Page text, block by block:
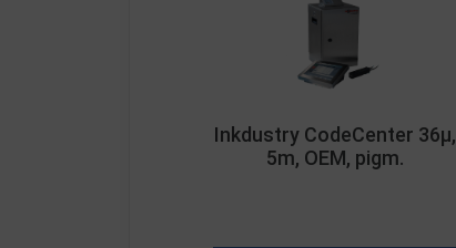
Inkdustry CodeCenter 36µ,
5m, OEM, pigm.